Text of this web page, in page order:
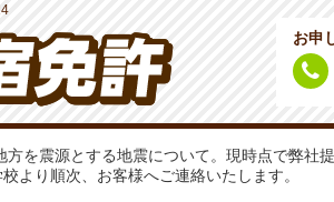
お申
を震源とする地震について。現時点で弊社
より順次、お客様へご連絡いたします。